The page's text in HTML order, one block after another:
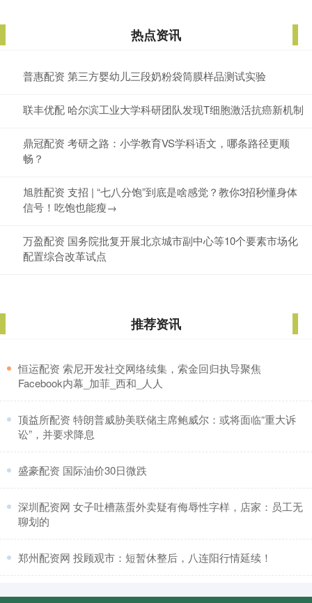
热点资讯
普惠配资 第三方婴幼儿三段奶粉袋筒膜样品测试实验
联丰优配 哈尔滨工业大学科研团队发现T细胞激活抗癌新机制
鼎冠配资 考研之路：小学教育VS学科语文，哪条路径更顺
畅？
旭胜配资 支招 | “七八分饱”到底是啥感觉？教你3招秒懂身体
信号！吃饱也能瘦→
万盈配资 国务院批复开展北京城市副中心等10个要素市场化
配置综合改革试点
推荐资讯
​恒运配资 索尼开发社交网络续集，索金回归执导聚焦
Facebook内幕_加菲_西和_人人
​顶益所配资 特朗普威胁美联储主席鲍威尔：或将面临“重大诉
讼”，并要求降息
​盛豪配资 国际油价30日微跌
​深圳配资网 女子吐槽蒸蛋外卖疑有侮辱性字样，店家：员工无
聊划的
​郑州配资网 投顾观市：短暂休整后，八连阳行情延续！